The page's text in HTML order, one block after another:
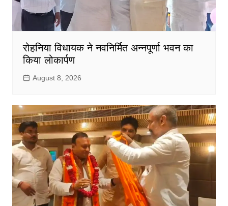
रोहनिया विधायक ने नवनिर्मित अन्नपूर्णा भवन का
किया लोकार्पण
August 8, 2026